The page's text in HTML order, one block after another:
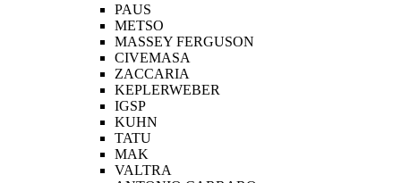
PAUS
METSO
MASSEY FERGUSON
CIVEMASA
ZACCARIA
KEPLERWEBER
IGSP
KUHN
TATU
MAK
VALTRA